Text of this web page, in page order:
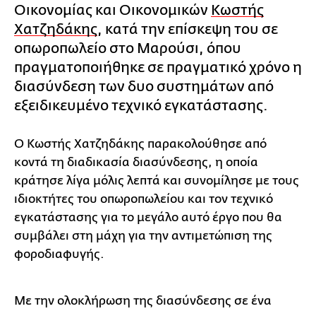
Οικονομίας και Οικονομικών Κωστής
Χατζηδάκης, κατά την επίσκεψη του σε
οπωροπωλείο στο Μαρούσι, όπου
πραγματοποιήθηκε σε πραγματικό χρόνο η
διασύνδεση των δυο συστημάτων από
εξειδικευμένο τεχνικό εγκατάστασης.
Ο Κωστής Χατζηδάκης παρακολούθησε από
κοντά τη διαδικασία διασύνδεσης, η οποία
κράτησε λίγα μόλις λεπτά και συνομίλησε με τους
ιδιοκτήτες του οπωροπωλείου και τον τεχνικό
εγκατάστασης για το μεγάλο αυτό έργο που θα
συμβάλει στη μάχη για την αντιμετώπιση της
φοροδιαφυγής.
Με την ολοκλήρωση της διασύνδεσης σε ένα